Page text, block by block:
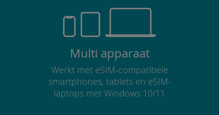
Multi apparaat
Werkt met eSIM-compatibele
smartphones, tablets en eSIM-
laptops met Windows 10/11